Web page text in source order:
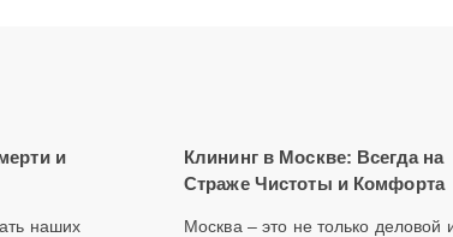
и
наших
Клининг в Москве: Всегда на
Страже Чистоты и Комфорта
Москва – это не только деловой